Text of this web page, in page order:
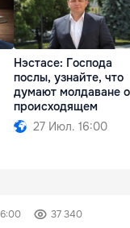
Нэстасе: Господа
послы, узнайте, что
думают молдаване о
происходящем
27 Июл. 16:00
37 340